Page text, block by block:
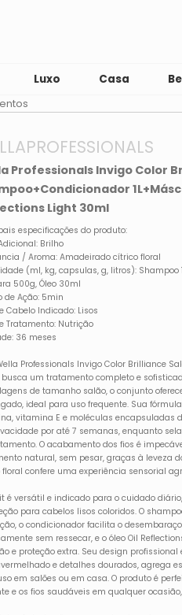
Luxo Casa
Professionals Invigo Color
Light 30ml
especificações do produto:
Brilho
/ Aroma: Amadeirado cítrico floral
(ml, kg, capsulas, g, litros): Shampoo
500g, Óleo 30ml
de Ação: 5min
Cabelo Indicado: Lisos
Tratamento: Nutrição
36 meses
Professionals Invigo Color Brilliance
um tratamento completo e
de tamanho salão, o conjunto
ideal para uso frequente. Sua
vitamina E e moléculas encapsuladas
por até 7 semanas, enquanto
O acabamento dos fios é
natural, sem pesar, graças à leveza
confere uma experiência sensorial
é versátil e indicado para o cuidado
para cabelos lisos coloridos. O
o condicionador facilita o
sem ressecar, e o óleo Oil
e proteção extra. Seu design
e detalhes dourados, agrega
em salões ou em casa. O produto é
e os fios saudáveis em qualquer